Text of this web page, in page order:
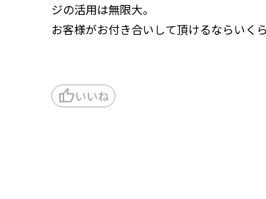
ジの活用は無限大。
お客様がお付き合いして頂けるならいく
thumb_upいいね